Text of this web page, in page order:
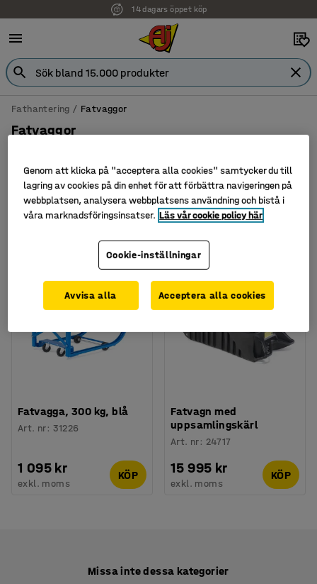
14 dagars öppet köp
Fathantering Fatvaggor
Fatvaggor
Filtrera Sortera
Fatvagga, 300 kg, blå
Art. nr: 31226
1 095 kr
exkl. moms
KÖP
Fatvagn med
uppsamlingskärl
Art. nr: 24717
15 995 kr
exkl. moms
KÖP
Missa inte dessa kategorier
Genom att klicka på "acceptera alla cookies" samtycker du till
lagring av cookies på din enhet för att förbättra navigeringen på
webbplatsen, analysera webbplatsens användning och bistå i
våra marknadsföringsinsatser. Läs vår cookie policy här
Cookie-inställningar
Avvisa alla Acceptera alla cookies